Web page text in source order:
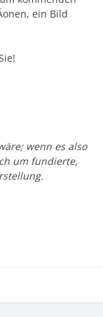
ein Bild
wenn es also
um fundierte,